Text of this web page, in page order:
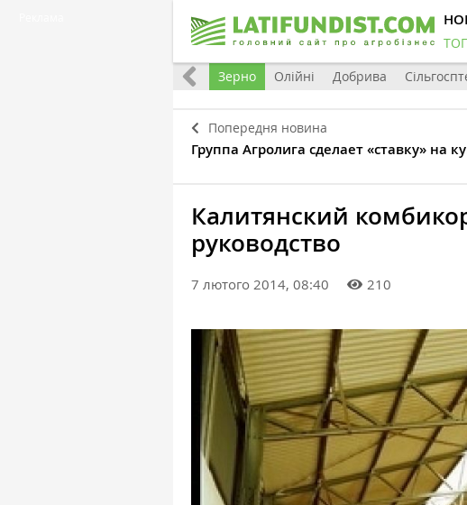
Світ Зерно Олійні Добрива
Попередня новина
Группа Агролига сделает «ставку» на
Калитянский
руководство
7 лютого 2014, 08:40 210